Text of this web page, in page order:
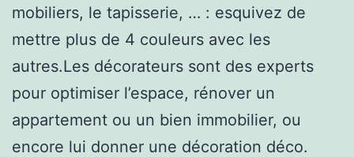
mobiliers, le tapisserie, … : esquivez de
mettre plus de 4 couleurs avec les
autres.Les décorateurs sont des experts
pour optimiser l’espace, rénover un
appartement ou un bien immobilier, ou
encore lui donner une décoration déco.